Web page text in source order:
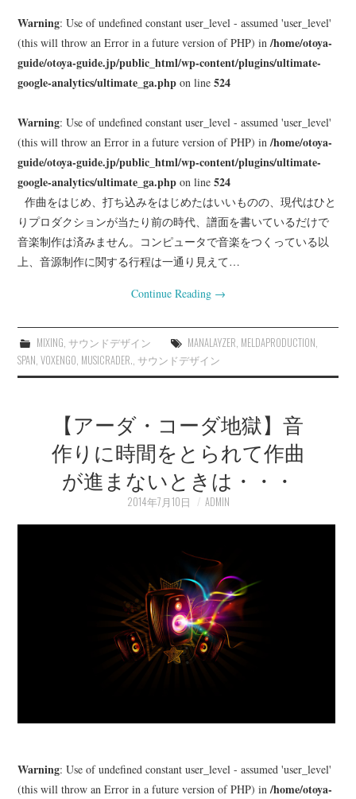
Warning: Use of undefined constant user_level - assumed 'user_level'
(this will throw an Error in a future version of PHP) in/home/otoya-
guide/otoya-guide.jp/public_html/wp-content/plugins/ultimate-
google-analytics/ultimate_ga.php on line524
Warning: Use of undefined constant user_level - assumed 'user_level'
(this will throw an Error in a future version of PHP) in/home/otoya-
guide/otoya-guide.jp/public_html/wp-content/plugins/ultimate-
google-analytics/ultimate_ga.php on line524
作曲をはじめ、打ち込みをはじめたはいいものの、現代はひと
りプロダクションが当たり前の時代、譜面を書いているだけで
音楽制作は済みません。コンピュータで音楽をつくっている以
上、音源制作に関する行程は一通り見えて…
Continue Reading →
MIXING サウンドデザイン MANALAYZER MELDAPRODUCTION
SPAN ,VOXENGO MUSICRADER. サウンドデザイン
【アーダ・コーダ地獄】音
作りに時間をとられて作曲
が進まないときは・・・
2014年7月10日 ADMIN
Warning: Use of undefined constant user_level - assumed 'user_level'
(this will throw an Error in a future version of PHP) in/home/otoya-